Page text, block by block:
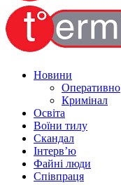
Новини
Оперативно
Кримінал
Освіта
Воїни тилу
Скандал
Інтерв’ю
Файні люди
Співпраця